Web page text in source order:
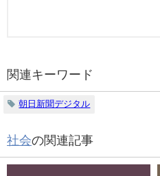
関連キーワード
朝日新聞デジタル
社会の関連記事